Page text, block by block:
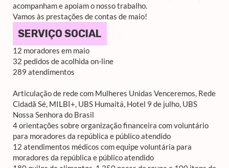
acompanham e apoiam o nosso trabalho.
Vamos às prestações de contas de maio!
SERVIÇO SOCIAL
12 moradores em maio
32 pedidos de acolhida on-line
289 atendimentos
Articulação de rede com Mulheres Unidas Venceremos, Rede
Cidadã Sé, MILBI+, UBS Humaitá, Hotel 9 de julho, UBS
Nossa Senhora do Brasil
4 orientações sobre organização financeira com voluntário
para moradores da república e público atendido
12 atendimentos médicos com equipe voluntária para
moradores da república e público atendido